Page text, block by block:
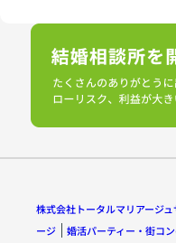
株式会社トータルマリアージュ
ージ
婚活パーティー・街コ